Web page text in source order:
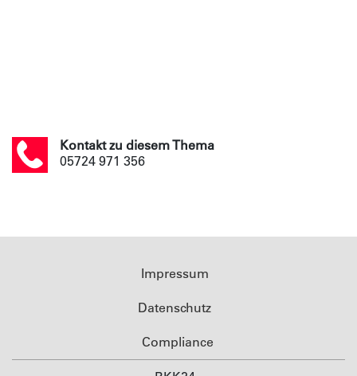
Kontakt zu diesem Thema
05724 971 356
Impressum
Datenschutz
Compliance